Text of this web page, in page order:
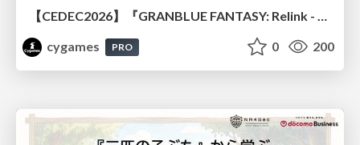
【CEDEC2026】『GRANBLUE FANTASY: Relink - Endless Ragnarok』のバトル制作事例 ～最高のキャラゲーを目指して～
cygames
PRO 0 200